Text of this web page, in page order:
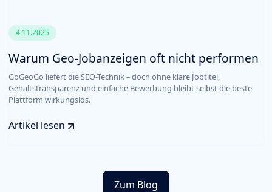
4.11.2025
Warum Geo-Jobanzeigen oft nicht performen
GoGeoGo liefert die SEO-Technik – doch ohne klare Jobtitel,
Gehaltstransparenz und einfache Bewerbung bleibt selbst die beste
Plattform wirkungslos.
Artikel lesen
Zum Blog